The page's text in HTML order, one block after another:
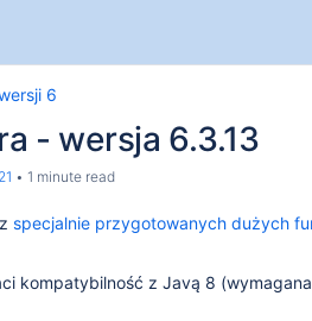
6
- wersja 6.3.13
1 minute read
specjalnie przygotowanych dużych
kompatybilność z Javą 8